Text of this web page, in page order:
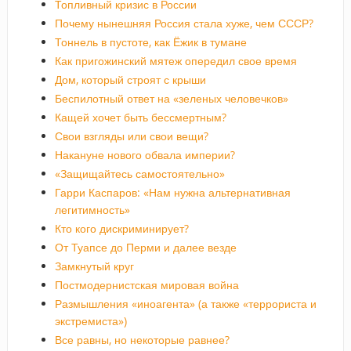
Топливный кризис в России
Почему нынешняя Россия стала хуже, чем СССР?
Тоннель в пустоте, как Ёжик в тумане
Как пригожинский мятеж опередил свое время
Дом, который строят с крыши
Беспилотный ответ на «зеленых человечков»
Кащей хочет быть бессмертным?
Свои взгляды или свои вещи?
Накануне нового обвала империи?
«Защищайтесь самостоятельно»
Гарри Каспаров: «Нам нужна альтернативная
легитимность»
Кто кого дискриминирует?
От Туапсе до Перми и далее везде
Замкнутый круг
Постмодернистская мировая война
Размышления «иноагента» (а также «террориста и
экстремиста»)
Все равны, но некоторые равнее?